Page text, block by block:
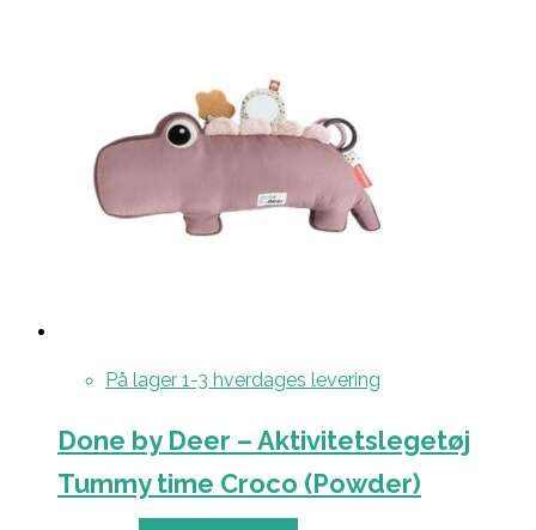
På lager 1-3 hverdages levering
Done by Deer – Aktivitetslegetøj
Tummy time Croco (Powder)